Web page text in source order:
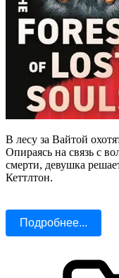
В лесу за Вайтой
Опираясь на связь с
смерти, девушка
Кеттлтон.
Подробнее...